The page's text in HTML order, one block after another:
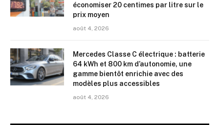
économiser 20 centimes par litre sur le
prix moyen
août 4, 2026
Mercedes Classe C électrique : batterie
64 kWh et 800 km d’autonomie, une
gamme bientôt enrichie avec des
modèles plus accessibles
août 4, 2026